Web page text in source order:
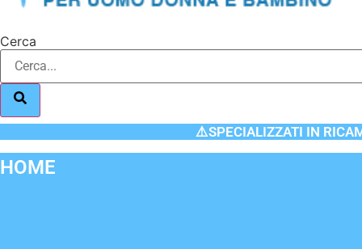
Cerca
⚠️SPECIALIZZATI IN
HOME